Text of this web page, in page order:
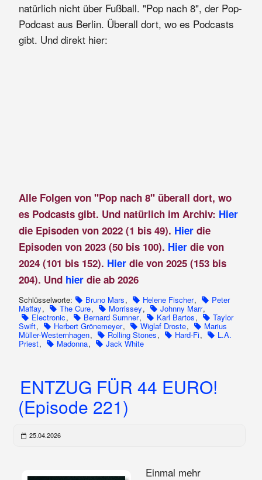
natürlich nicht über Fußball. "Pop nach 8", der Pop-
Podcast aus Berlin. Überall dort, wo es Podcasts
gibt. Und direkt hier:
Alle Folgen von "Pop nach 8" überall dort, wo
es Podcasts gibt. Und natürlich im Archiv: Hier
die Episoden von 2022 (1 bis 49). Hierdie
Episoden von 2023 (50 bis 100). Hier die von
2024 (101 bis 152). Hier die von 2025 (153 bis
204). Und hier die ab 2026
Schlüsselworte: Bruno Mars, Helene Fischer, Peter
Maffay, The Cure, Morrissey, Johnny Marr,
Electronic, Bernard Sumner, Karl Bartos, Taylor
Swift, Herbert Grönemeyer, Wiglaf Droste, Marius
Müller-Westernhagen, Rolling Stones, Hard-Fi, L.A.
Priest, Madonna, Jack White
ENTZUG FÜR 44 EURO!
(Episode 221)
25.04.2026
Einmal mehr